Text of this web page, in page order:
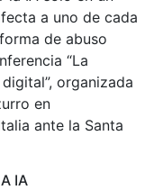
a uno de cada
de abuso
“La
organizada
en
ante la Santa
IA